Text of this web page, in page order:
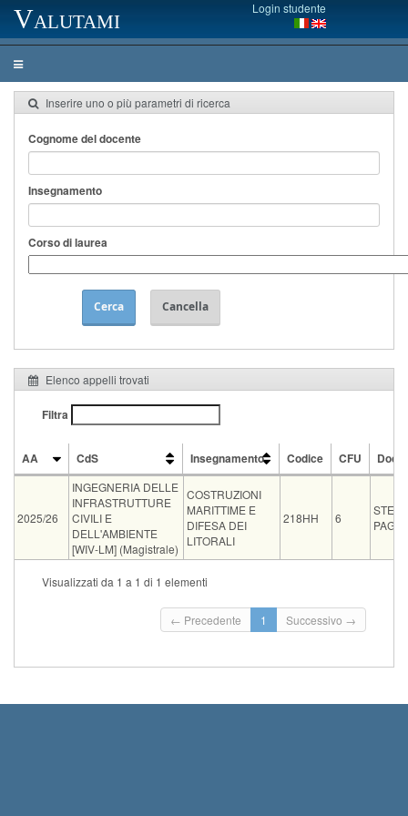
Valutami Login studente
Inserire uno o più parametri di ricerca
Cognome del docente
Insegnamento
Corso di laurea
Cerca Cancella
Elenco appelli trovati
Filtra
AA CdS Insegnamento Codice CFU
CdS
2025/26
INGEGNERIA DELLE
INFRASTRUTTURE
CIVILI E
DELL'AMBIENTE
[WIV-LM] (Magistrale)
COSTRUZIONI
MARITTIME E
DIFESA DEI
LITORALI
218HH 6
Tipo Data e ora Sede
Termine
Visualizzati da 1 a 1 di 1 elementi
← Precedente 1 Successivo →